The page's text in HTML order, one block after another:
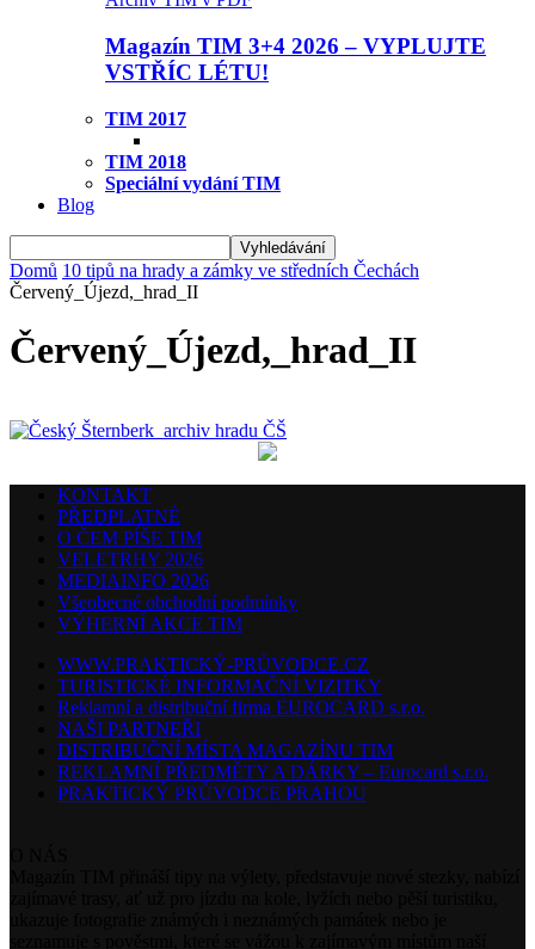
Magazín TIM 3+4 2026 – VYPLUJTE
VSTŘÍC LÉTU!
TIM 2017
TIM 2018
Speciální vydání TIM
Blog
Domů 10 tipů na hrady a zámky ve středních Čechách
Červený_Újezd,_hrad_II
Červený_Újezd,_hrad_II
KONTAKT
PŘEDPLATNÉ
O ČEM PÍŠE TIM
VELETRHY 2026
MEDIAINFO 2026
Všeobecné obchodní podmínky
VÝHERNÍ AKCE TIM
WWW.PRAKTICKÝ-PRŮVODCE.CZ
TURISTICKÉ INFORMAČNÍ VIZITKY
Reklamní a distribuční firma EUROCARD s.r.o.
NAŠI PARTNEŘI
DISTRIBUČNÍ MÍSTA MAGAZÍNU TIM
REKLAMNÍ PŘEDMĚTY A DÁRKY – Eurocard s.r.o.
PRAKTICKÝ PRŮVODCE PRAHOU